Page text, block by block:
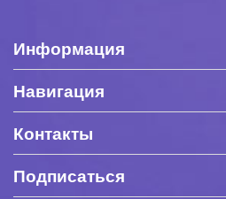
Информация
Навигация
Контакты
Подписаться